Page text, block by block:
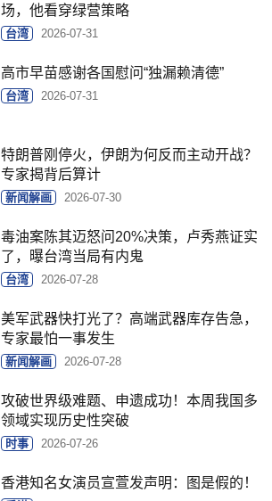
场，他看穿绿营策略
台湾 2026-07-31
高市早苗感谢各国慰问“独漏赖清德”
台湾 2026-07-31
特朗普刚停火，伊朗为何反而主动开战？
专家揭背后算计
新闻解画 2026-07-30
毒油案陈其迈怒问20%决策，卢秀燕证实
了，曝台湾当局有内鬼
台湾 2026-07-28
美军武器快打光了？高端武器库存告急，
专家最怕一事发生
新闻解画 2026-07-28
攻破世界级难题、申遗成功！本周我国多
领域实现历史性突破
时事 2026-07-26
香港知名女演员宣萱发声明：图是假的！